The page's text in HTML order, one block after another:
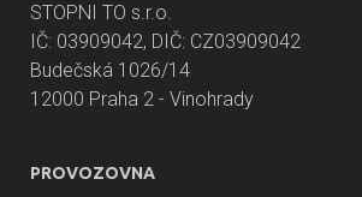
STOPNI TO s.r.o.
IČ: 03909042, DIČ: CZ03909042
Budečská 1026/14
12000 Praha 2 - Vinohrady
PROVOZOVNA